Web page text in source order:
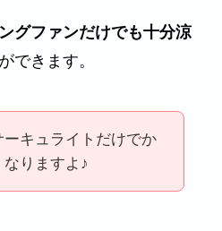
グファンだけでも十分涼
できます。
ーキュライトだけでか
りますよ♪